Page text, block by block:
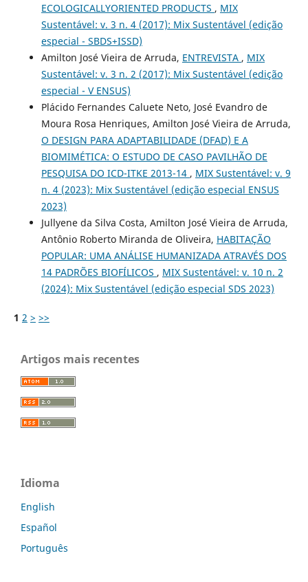
ECOLOGICALLYORIENTED PRODUCTS , MIX
Sustentável: v. 3 n. 4 (2017): Mix Sustentável (edição
especial - SBDS+ISSD)
Amilton José Vieira de Arruda, ENTREVISTA , MIX
Sustentável: v. 3 n. 2 (2017): Mix Sustentável (edição
especial - V ENSUS)
Plácido Fernandes Caluete Neto, José Evandro de
Moura Rosa Henriques, Amilton José Vieira de Arruda,
O DESIGN PARA ADAPTABILIDADE (DFAD) E A
BIOMIMÉTICA: O ESTUDO DE CASO PAVILHÃO DE
PESQUISA DO ICD-ITKE 2013-14 , MIX Sustentável: v. 9
n. 4 (2023): Mix Sustentável (edição especial ENSUS
2023)
Jullyene da Silva Costa, Amilton José Vieira de Arruda,
Antônio Roberto Miranda de Oliveira, HABITAÇÃO
POPULAR: UMA ANÁLISE HUMANIZADA ATRAVÉS DOS
14 PADRÕES BIOFÍLICOS , MIX Sustentável: v. 10 n. 2
(2024): Mix Sustentável (edição especial SDS 2023)
1 2 > >>
Artigos mais recentes
Idioma
English
Español
Português